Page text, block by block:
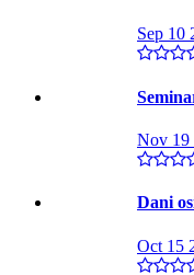
Sep 10
Nov 19
Dani
Oct 15